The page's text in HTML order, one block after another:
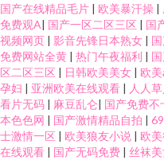
国产在线精品毛片 | 欧美暴汗操 |
免费观A| 国产一区二区三区 | 国
视频网页 | 影音先锋日本熟女 |
免费网站全黄 | 热门午夜福利 |
区二区三区 | 日韩欧美美女 | 欧
孕妇 | 亚洲欧美在线观看 | 人人
看片无码 | 麻豆乱仑| 国产免费不
本色色网 | 国产激情精品自拍 |
士激情一区 | 欧美狼友小说 | 欧
在线观看 | 国产无码免费 | 丝袜